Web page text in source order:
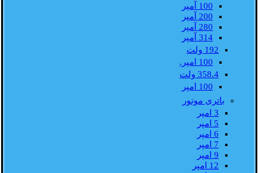
100 آمپر
200 آمپر
280 آمپر
314 آمپر
192 ولت
100 امپر.
358.4 ولت
100 امپر
باتری موتور
3 امپر
5 امپر
6 امپر
7 امپر
9 امپر
12 امپر